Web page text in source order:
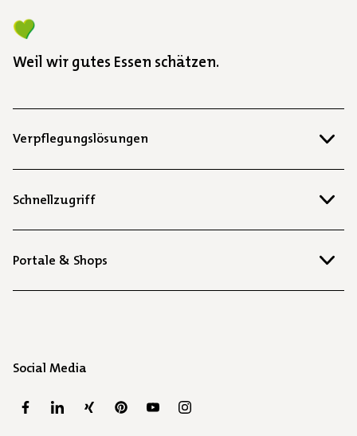
Weil wir gutes Essen schätzen.
Verpflegungslösungen
Schnellzugriff
Portale & Shops
Social Media